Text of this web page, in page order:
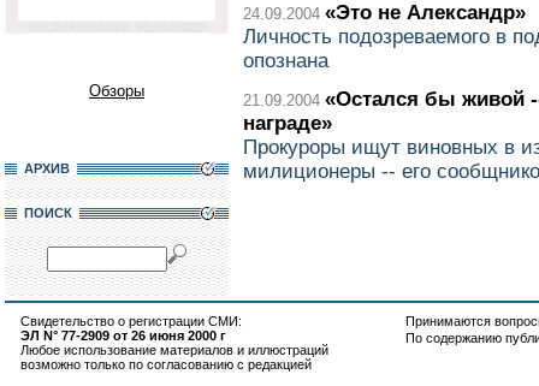
Обзоры
АРХИВ
ПОИСК
24.09.2004 «Это не Александр»
Личность подозреваемого в
опознана
21.09.2004 «Остался бы живой
награде»
Прокуроры ищут виновных в
милиционеры -- его
Свидетельство о регистрации СМИ:
ЭЛ N° 77-2909 от 26 июня 2000 г
Любое использование материалов и иллюстраций
возможно только по согласованию с редакцией
Принимаются
По содержанию